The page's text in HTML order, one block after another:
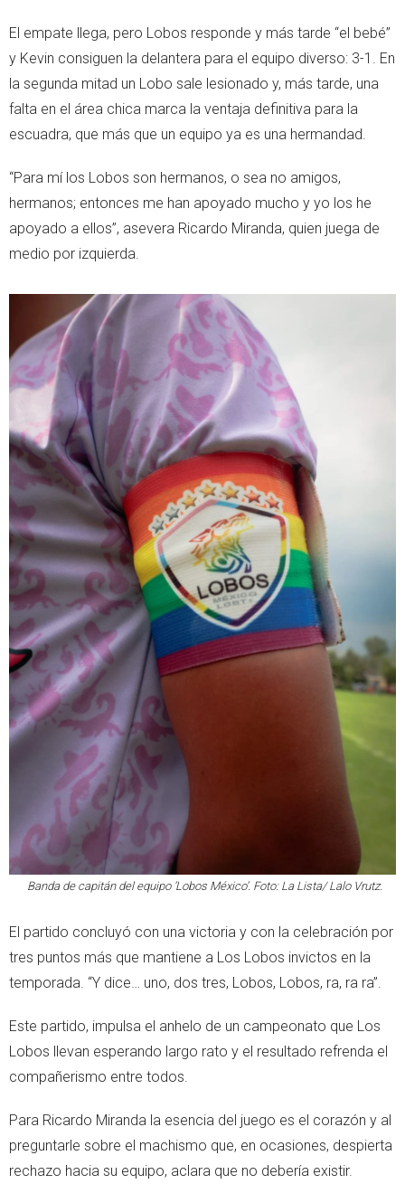
El empate llega, pero Lobos responde y más tarde “el bebé”
y Kevin consiguen la delantera para el equipo diverso: 3-1. En
la segunda mitad un Lobo sale lesionado y, más tarde, una
falta en el área chica marca la ventaja definitiva para la
escuadra, que más que un equipo ya es una hermandad.
“Para mí los Lobos son hermanos, o sea no amigos,
hermanos; entonces me han apoyado mucho y yo los he
apoyado a ellos”, asevera Ricardo Miranda, quien juega de
medio por izquierda.
Banda de capitán del equipo ‘Lobos México’. Foto: La Lista/ Lalo Vrutz.
El partido concluyó con una victoria y con la celebración por
tres puntos más que mantiene a Los Lobos invictos en la
temporada. “Y dice… uno, dos tres, Lobos, Lobos, ra, ra ra”.
Este partido, impulsa el anhelo de un campeonato que Los
Lobos llevan esperando largo rato y el resultado refrenda el
compañerismo entre todos.
Para Ricardo Miranda la esencia del juego es el corazón y al
preguntarle sobre el machismo que, en ocasiones, despierta
rechazo hacia su equipo, aclara que no debería existir.